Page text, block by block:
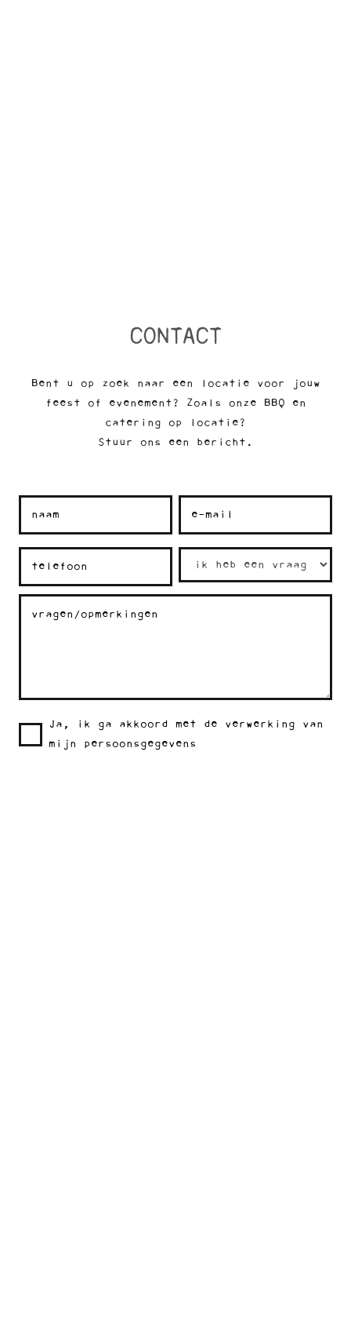
CONTACT
Bent u op zoek naar een locatie voor jouw
feest of evenement? Zoals onze BBQ en
catering op locatie?
Stuur ons een bericht.
Ja, ik ga akkoord met de verwerking van
mijn persoonsgegevens